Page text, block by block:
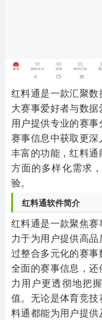
红料通是一款汇聚
大赛事爱好者与数
用户提供专业的赛
赛事信息中获取更
丰富的功能，红料
方面的多样化需求
验。
红料通软件简介
红料通是一款聚焦
力于为用户提供高
过整合多元化的赛
全面的赛事信息，
力用户更透彻地把
值。无论是体育竞
料通都能为用户提